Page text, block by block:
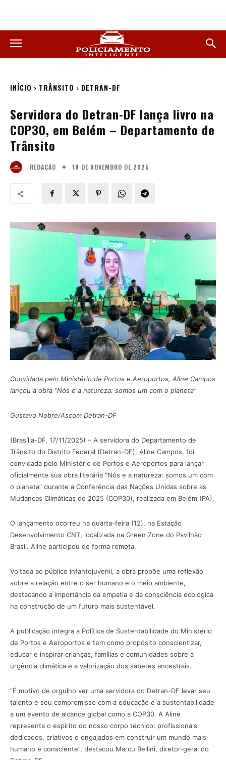
INÍCIO TRÂNSITO DETRAN-DF
Servidora do Detran-DF lança livro na
COP30, em Belém – Departamento de
Trânsito
REDAÇÃO 18 DE NOVEMBRO DE 2025
Convidada pelo Ministério de Portos e Aeroportos, Aline Campos
lançou a obra “Nós e a natureza: somos um com o planeta”
Gustavo Nobre/Ascom Detran-DF
(Brasília-DF, 17/11/2025) – A servidora do Departamento de
Trânsito do Distrito Federal (Detran-DF), Aline Campos, foi
convidada pelo Ministério de Portos e Aeroportos para lançar
oficialmente sua obra literária “Nós e a natureza: somos um com
o planeta” durante a Conferência das Nações Unidas sobre as
Mudanças Climáticas de 2025 (COP30), realizada em Belém (PA).
O lançamento ocorreu na quarta-feira (12), na Estação
Desenvolvimento CNT, localizada na Green Zone do Pavilhão
Brasil. Aline participou de forma remota.
Voltada ao público infantojuvenil, a obra propõe uma reflexão
sobre a relação entre o ser humano e o meio ambiente,
destacando a importância da empatia e da consciência ecológica
na construção de um futuro mais sustentável.
A publicação integra a Política de Sustentabilidade do Ministério
de Portos e Aeroportos e tem como propósito conscientizar,
educar e inspirar crianças, famílias e comunidades sobre a
urgência climática e a valorização dos saberes ancestrais.
“É motivo de orgulho ver uma servidora do Detran-DF levar seu
talento e seu compromisso com a educação e a sustentabilidade
a um evento de alcance global como a COP30. A Aline
representa o espírito do nosso corpo técnico: profissionais
dedicados, criativos e engajados em construir um mundo mais
humano e consciente”, destacou Marcu Bellini, diretor-geral do